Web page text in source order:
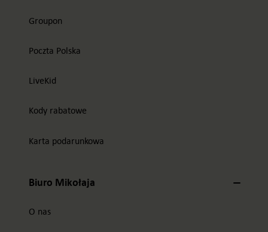
Groupon
Poczta Polska
LiveKid
Kody rabatowe
Karta podarunkowa
Biuro Mikołaja
O nas